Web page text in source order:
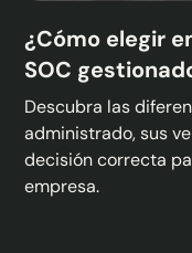
¿Cómo elegir
SOC
Descubra las
administrado, sus
decisión correcta
empresa.